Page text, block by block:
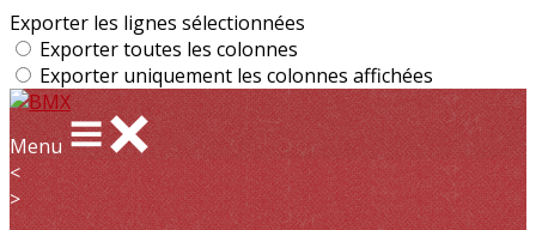
Exporter les lignes sélectionnées
Exporter toutes les colonnes
Exporter uniquement les colonnes affichées
Menu
<
>